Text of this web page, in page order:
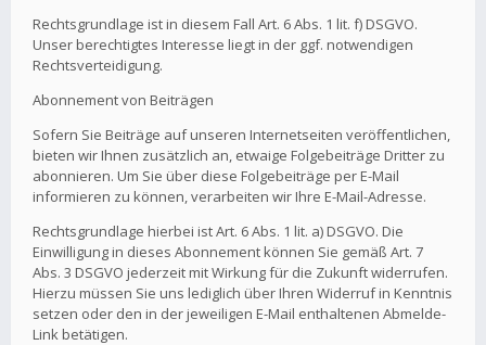
Rechtsgrundlage ist in diesem Fall Art. 6 Abs. 1 lit. f) DSGVO.
Unser berechtigtes Interesse liegt in der ggf. notwendigen
Rechtsverteidigung.
Abonnement von Beiträgen
Sofern Sie Beiträge auf unseren Internetseiten veröffentlichen,
bieten wir Ihnen zusätzlich an, etwaige Folgebeiträge Dritter zu
abonnieren. Um Sie über diese Folgebeiträge per E-Mail
informieren zu können, verarbeiten wir Ihre E-Mail-Adresse.
Rechtsgrundlage hierbei ist Art. 6 Abs. 1 lit. a) DSGVO. Die
Einwilligung in dieses Abonnement können Sie gemäß Art. 7
Abs. 3 DSGVO jederzeit mit Wirkung für die Zukunft widerrufen.
Hierzu müssen Sie uns lediglich über Ihren Widerruf in Kenntnis
setzen oder den in der jeweiligen E-Mail enthaltenen Abmelde-
Link betätigen.